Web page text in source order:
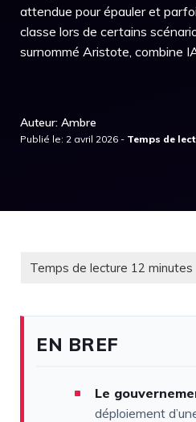
attendue pour épauler et
classe lors de certains
surnommé Aristote, combine
Auteur: Ambre
Publié le: 2 avril 2026 -
EN BREF
Le
déploiement